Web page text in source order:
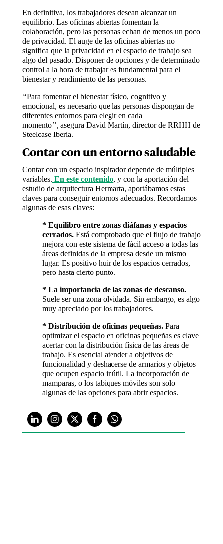
En definitiva, los trabajadores desean alcanzar un
equilibrio. Las oficinas abiertas fomentan la
colaboración, pero las personas echan de menos un poco
de privacidad. El auge de las oficinas abiertas no
significa que la privacidad en el espacio de trabajo sea
algo del pasado. Disponer de opciones y de determinado
control a la hora de trabajar es fundamental para el
bienestar y rendimiento de las personas.
“Para fomentar el bienestar físico, cognitivo y
emocional, es necesario que las personas dispongan de
diferentes entornos para elegir en cada
momento”, asegura David Martín, director de RRHH de
Steelcase Iberia.
Contar con un entorno saludable
Contar con un espacio inspirador depende de múltiples
variables. En este contenido, y con la aportación del
estudio de arquitectura Hermarta, aportábamos estas
claves para conseguir entornos adecuados. Recordamos
algunas de esas claves:
* Equilibro entre zonas diáfanas y espacios
cerrados. Está comprobado que el flujo de trabajo
mejora con este sistema de fácil acceso a todas las
áreas definidas de la empresa desde un mismo
lugar. Es positivo huir de los espacios cerrados,
pero hasta cierto punto.
* La importancia de las zonas de descanso.
Suele ser una zona olvidada. Sin embargo, es algo
muy apreciado por los trabajadores.
* Distribución de oficinas pequeñas. Para
optimizar el espacio en oficinas pequeñas es clave
acertar con la distribución física de las áreas de
trabajo. Es esencial atender a objetivos de
funcionalidad y deshacerse de armarios y objetos
que ocupen espacio inútil. La incorporación de
mamparas, o los tabiques móviles son solo
algunas de las opciones para abrir espacios.